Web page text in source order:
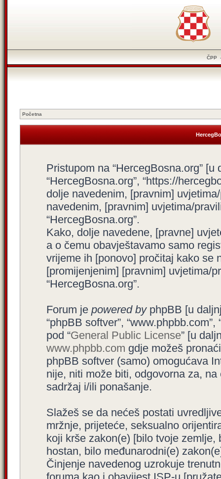
ČPP
Početna
Pristupom na “HercegBosna.org” [u
“HercegBosna.org”, “https://
dolje navedenim, [pravnim]
navedenim, [pravnim] uvjetima/
“HercegBosna.org”.
Kako, dolje navedene, [pravne]
a o čemu obavještavamo samo
vrijeme ih [ponovo] pročitaj kako se
[promijenjenim] [pravnim] uvjetima/
“HercegBosna.org”.
Forum je powered byphpBB [u
“phpBB softver”,
pod “General Public License” [u
www.phpbb.com gdje možeš
phpBB softver (samo) omogućava
nije, niti može biti, odgovorna za,
sadržaj i/ili ponašanje.
Slažeš se da nećeš postati
mržnje, prijeteće, seksualno
koji krše zakon(e) [bilo tvoje zemlje,
hostan, bilo međunarodni(e)
Činjenje navedenog uzrokuje